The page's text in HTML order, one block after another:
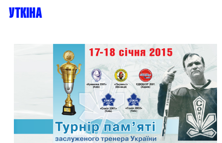
Уткіна